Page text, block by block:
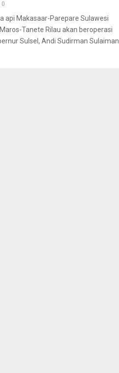
0
api Makasaar-Parepare Sulawesi
Tanete Rilau akan beroperasi
Sulsel, Andi Sudirman Sulaiman